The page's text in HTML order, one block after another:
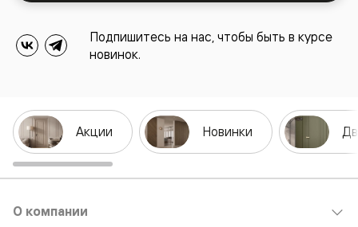
Подпишитесь на нас, чтобы быть в курсе
новинок.
Акции Новинки
О компании